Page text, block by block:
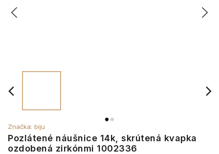
Pozlátené náušnice 14k, skrútená kvapka
ozdobená zirkónmi 1002336
Značka: biju